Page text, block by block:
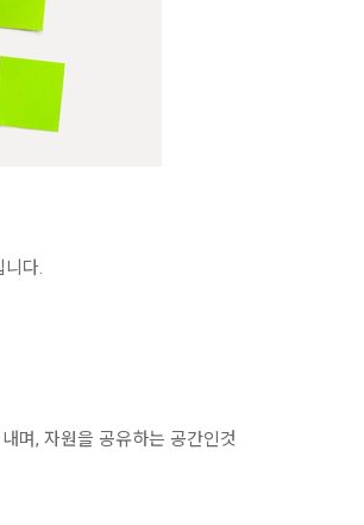
다.
며, 자원을 공유하는 공간인것